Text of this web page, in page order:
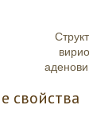
свойства